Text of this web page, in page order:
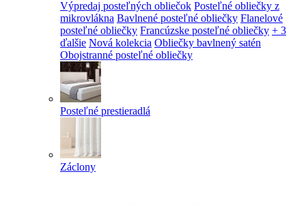
Výpredaj posteľných obliečok Posteľné obliečky z
mikrovlákna Bavlnené posteľné obliečky Flanelové
posteľné obliečky Francúzske posteľné obliečky + 3
ďalšie Nová kolekcia Obliečky bavlnený satén
Obojstranné posteľné obliečky
Posteľné prestieradlá
Záclony